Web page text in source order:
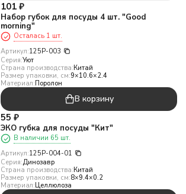
101 ₽
Набор губок для посуды 4 шт. "Good
morning"
Осталась 1 шт.
Артикул:125P-003
Серия:Уют
Страна производства:Китай
Размер упаковки, см:9×10.6×2.4
Материал:Поролон
В корзину
55 ₽
ЭКО губка для посуды "Кит"
В наличии 65 шт.
Артикул:125P-004-01
Серия:Динозавр
Страна производства:Китай
Размер упаковки, см:8×9.4×0.2
Материал:Целлюлоза